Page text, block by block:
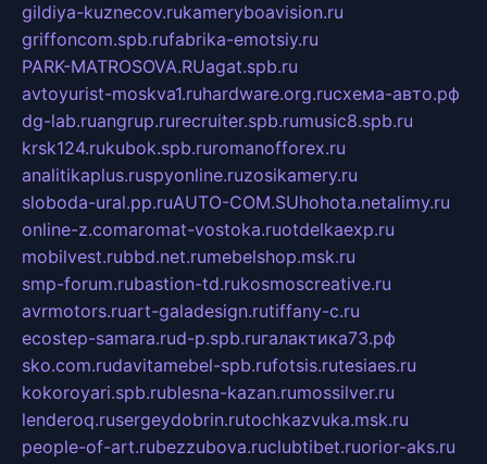
gildiya-kuznecov.rukameryboavision.ru
griffoncom.spb.rufabrika-emotsiy.ru
PARK-MATROSOVA.RUagat.spb.ru
avtoyurist-moskva1.ruhardware.org.ruсхема-авто.рф
dg-lab.ruangrup.rurecruiter.spb.rumusic8.spb.ru
krsk124.rukubok.spb.ruromanofforex.ru
analitikaplus.ruspyonline.ruzosikamery.ru
sloboda-ural.pp.ruAUTO-COM.SUhohota.netalimy.ru
online-z.comaromat-vostoka.ruotdelkaexp.ru
mobilvest.rubbd.net.rumebelshop.msk.ru
smp-forum.rubastion-td.rukosmoscreative.ru
avrmotors.ruart-galadesign.rutiffany-c.ru
ecostep-samara.rud-p.spb.ruгалактика73.рф
sko.com.rudavitamebel-spb.rufotsis.rutesiaes.ru
kokoroyari.spb.rublesna-kazan.rumossilver.ru
lenderoq.rusergeydobrin.rutochkazvuka.msk.ru
people-of-art.rubezzubova.ruclubtibet.ruorior-aks.ru